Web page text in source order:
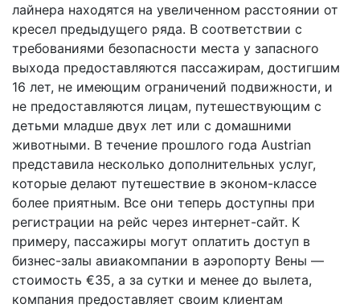
лайнера находятся на увеличенном расстоянии от
кресел предыдущего ряда. В соответствии с
требованиями безопасности места у запасного
выхода предоставляются пассажирам, достигшим
16 лет, не имеющим ограничений подвижности, и
не предоставляются лицам, путешествующим с
детьми младше двух лет или с домашними
животными. В течение прошлого года Austrian
представила несколько дополнительных услуг,
которые делают путешествие в эконом-классе
более приятным. Все они теперь доступны при
регистрации на рейс через интернет-сайт. К
примеру, пассажиры могут оплатить доступ в
бизнес-залы авиакомпании в аэропорту Вены —
стоимость €35, а за сутки и менее до вылета,
компания предоставляет своим клиентам